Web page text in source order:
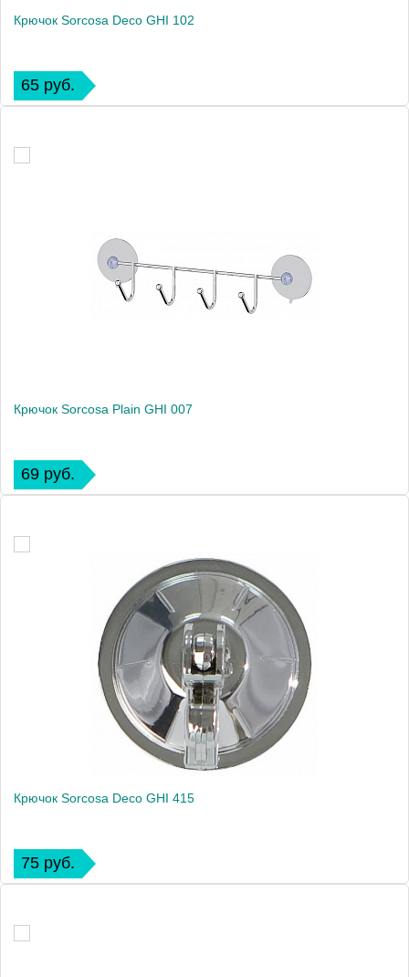
Крючок Sorcosa Deco GHI 102
65 руб.
Крючок Sorcosa Plain GHI 007
69 руб.
Крючок Sorcosa Deco GHI 415
75 руб.